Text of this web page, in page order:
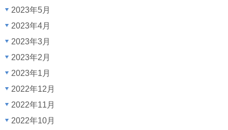
2023年5月
2023年4月
2023年3月
2023年2月
2023年1月
2022年12月
2022年11月
2022年10月